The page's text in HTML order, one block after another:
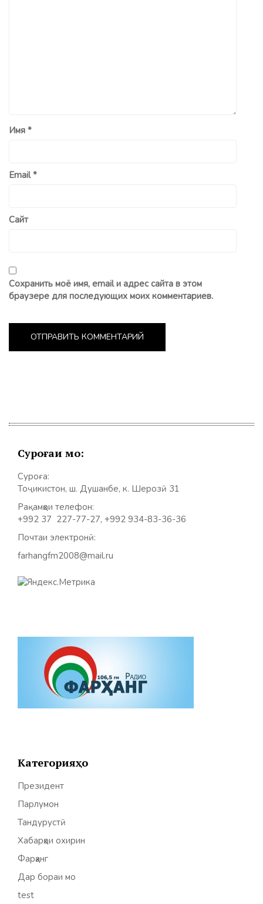
Имя *
Email*
Сайт
Сохранить моё имя, email и адрес сайта в этом
браузере для последующих моих комментариев.
Суроғаи мо:
Суроға:
Тоҷикистон, ш. Душанбе, к. Шерозӣ 31
Рақамҳои телефон:
+992 37 227-77-27, +992 934-83-36-36
Почтаи электронӣ:
farhangfm2008@mail.ru
Категорияҳо
Президент
Парлумон
Тандурустӣ
Хабарҳои охирин
Фарҳанг
Дар бораи мо
test